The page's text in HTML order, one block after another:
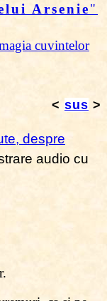
Arsenie"
cuvintelor
< sus >
despre
audio cu